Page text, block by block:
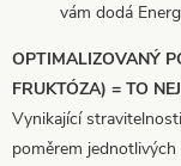
vám dodá
OPTIMALIZOVANÝ
FRUKTÓZA) = TO
Vynikající
poměrem